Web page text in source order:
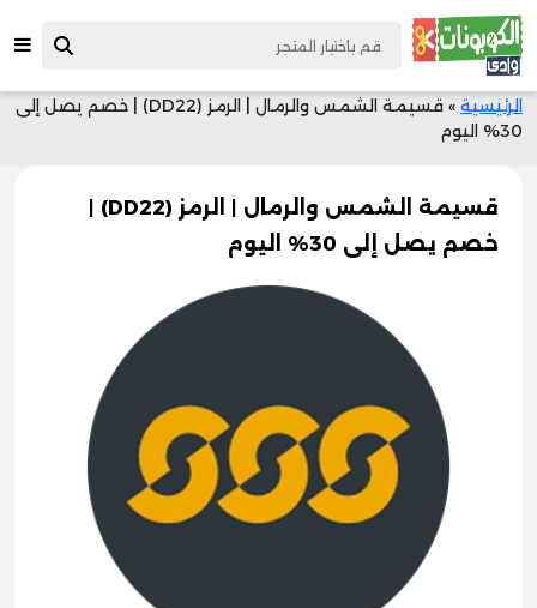
الرئيسية »
قسيمة الشمس والرمال | الرمز (DD22) | خصم يصل إلى
30% اليوم
قسيمة الشمس والرمال | الرمز (DD22) |
خصم يصل إلى 30% اليوم